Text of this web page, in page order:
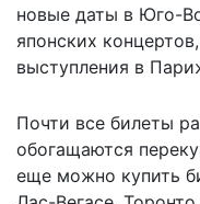
новые даты в Юго-
японских
выступления в
Почти все билеты
обогащаются
еще можно купить